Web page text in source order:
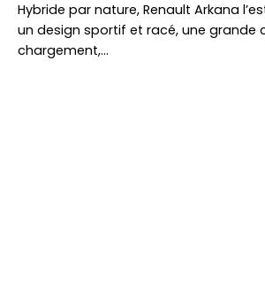
Hybride par nature, Renault Arkana
un design sportif et racé, une grande
chargement,…